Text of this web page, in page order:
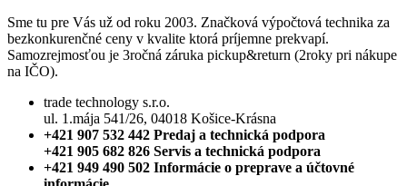
Sme tu pre Vás už od roku 2003. Značková výpočtová technika za
bezkonkurenčné ceny v kvalite ktorá príjemne prekvapí.
Samozrejmosťou je 3ročná záruka pickup&return (2roky pri nákupe
na IČO).
trade technology s.r.o.
ul. 1.mája 541/26, 04018 Košice-Krásna
+421 907 532 442 Predaj a technická podpora
+421 905 682 826 Servis a technická podpora
+421 949 490 502 Informácie o preprave a účtovné